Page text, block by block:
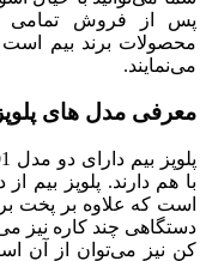
پس از فروش تمامی
محصولات برند بیم است
می‌نمایند.
معرفی مدل های
با هم دارند. پلوپز بیم
است که علاوه بر پخت
دستگاهی چند کاره نیز